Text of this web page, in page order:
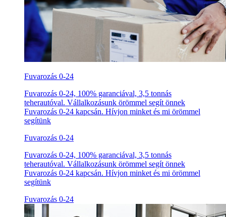
Fuvarozás 0-24
Fuvarozás 0-24, 100% garanciával, 3,5 tonnás
teherautóval. Vállalkozásunk örömmel segít önnek
Fuvarozás 0-24 kapcsán. Hívjon minket és mi örömmel
segítünk
Fuvarozás 0-24
Fuvarozás 0-24, 100% garanciával, 3,5 tonnás
teherautóval. Vállalkozásunk örömmel segít önnek
Fuvarozás 0-24 kapcsán. Hívjon minket és mi örömmel
segítünk
Fuvarozás 0-24